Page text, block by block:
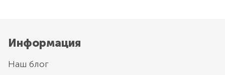
Информация
Наш блог